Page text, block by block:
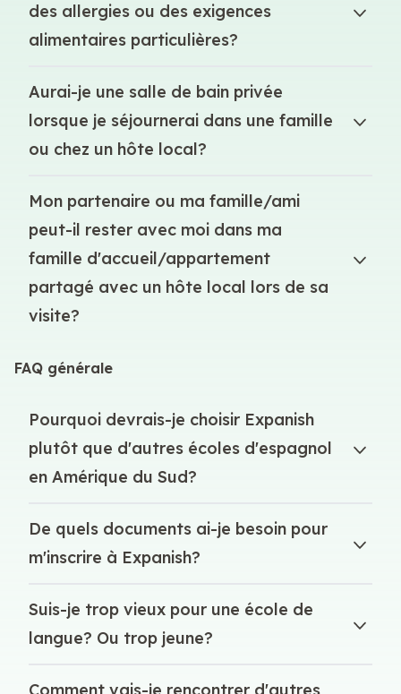
des allergies ou des exigences
alimentaires particulières?
Aurai-je une salle de bain privée
lorsque je séjournerai dans une famille
ou chez un hôte local?
Mon partenaire ou ma famille/ami
peut-il rester avec moi dans ma
famille d'accueil/appartement
partagé avec un hôte local lors de sa
visite?
FAQ générale
Pourquoi devrais-je choisir Expanish
plutôt que d'autres écoles d'espagnol
en Amérique du Sud?
De quels documents ai-je besoin pour
m'inscrire à Expanish?
Suis-je trop vieux pour une école de
langue? Ou trop jeune?